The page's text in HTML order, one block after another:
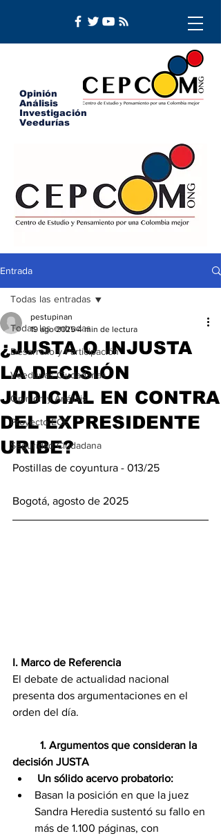
Opinión
Análisis
Investigación
Veedurías
Entrada
Todas las entradas
Desarrollo y Participación
Veedurías Ciudadanas
Opinión y Análisis
Proyecto ECE
Seguridad Ciudadana
Todas las entradas
¿JUSTA O INJUSTA
LA DECISIÓN
JUDICIAL EN CONTRA
DEL EXPRESIDENTE
URIBE?
pestupinan
19 ago 2025 4 min de lectura
Postillas de coyuntura - 013/25
Bogotá, agosto de 2025
I. Marco de Referencia
El debate de actualidad nacional
presenta dos argumentaciones en el
orden del día.
decisión JUSTA
Un sólido acervo probatorio:
Basan la posición en que la juez
Sandra Heredia sustentó su fallo en
más de 1.100 páginas, con